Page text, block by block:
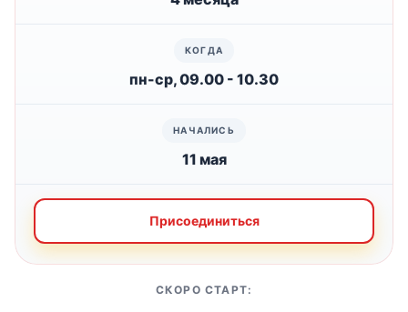
пн-ср, 09.00 - 10.30
11 мая
Присоединиться
СКОРО СТАРТ: